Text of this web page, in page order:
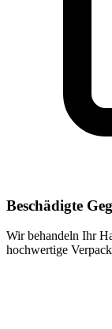
Beschädigte
Wir behandeln Ihr
hochwertige